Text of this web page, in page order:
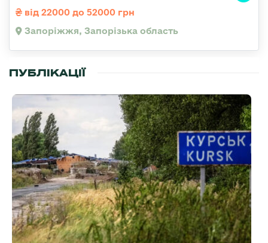
від 22000 до 52000 грн
Запоріжжя, Запорізька область
ПУБЛІКАЦІЇ